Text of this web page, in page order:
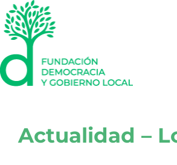
Saltar
al
contenido
Actualidad –